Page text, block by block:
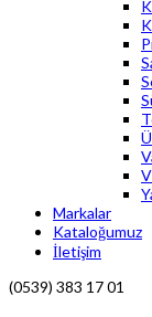
Markalar
Kataloğumuz
İletişim
(0539) 383 17 01